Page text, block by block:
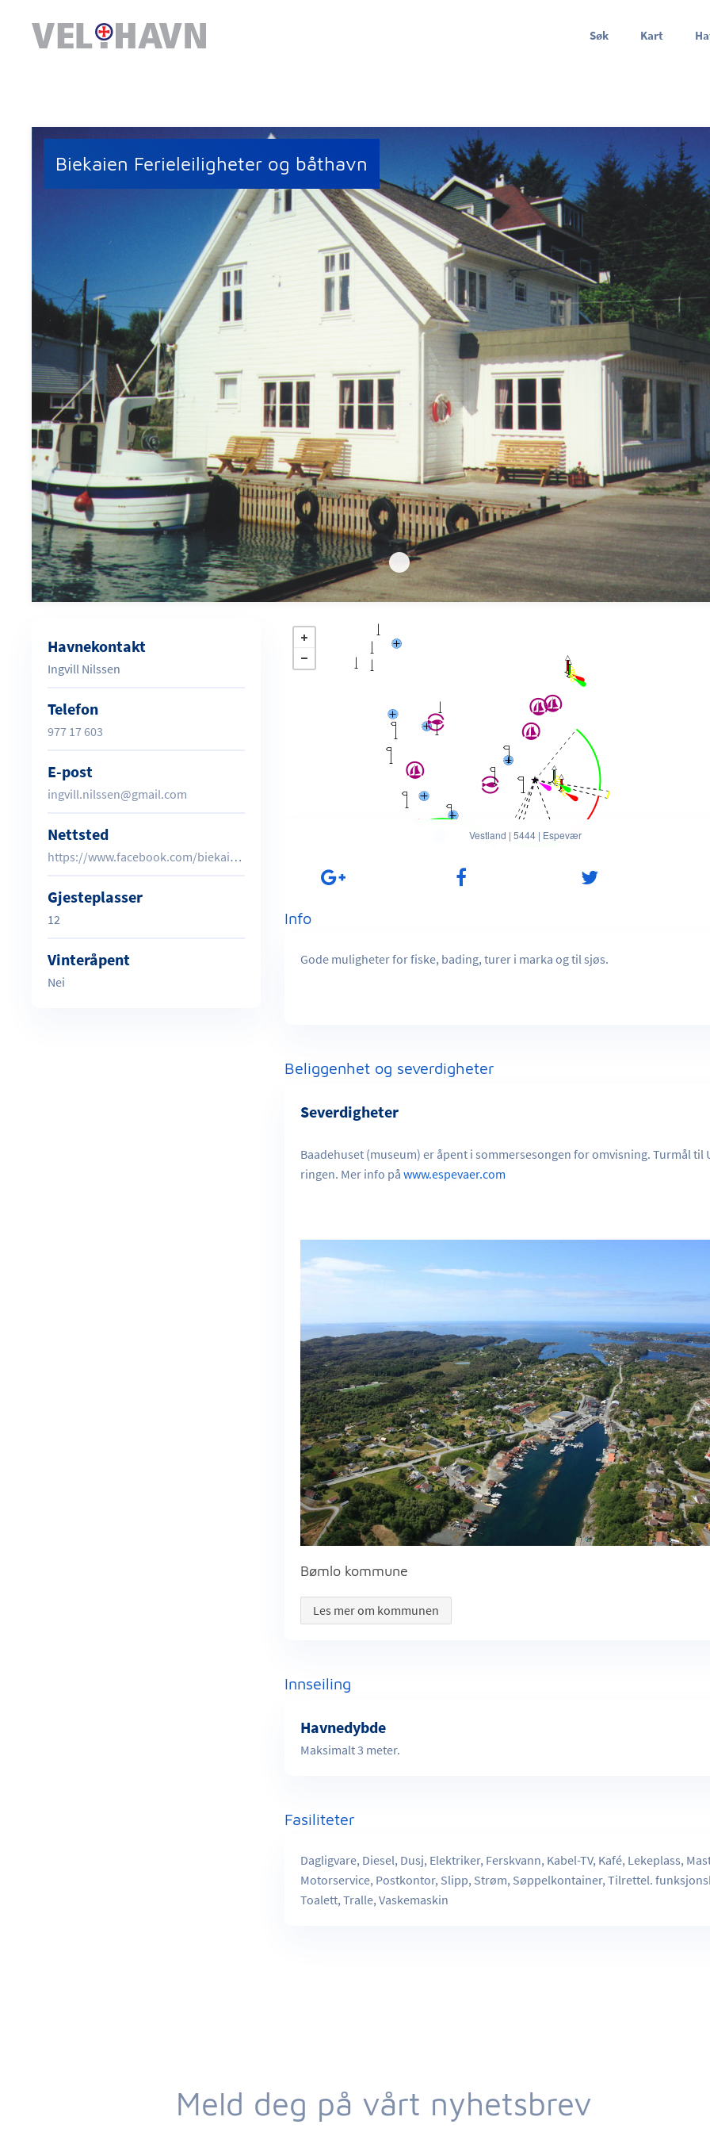
Søk Kart
Biekaien Ferieleiligheter og båthavn
Havnekontakt
Ingvill Nilssen
Telefon
977 17 603
E-post
ingvill.nilssen@gmail.com
Nettsted
https://www.facebook.com/biekaien/
Gjesteplasser
12
Vinteråpent
Nei
Vestland | 5444 | Espevær
Info
Gode muligheter for fiske, bading, turer i marka og til sjøs.
Beliggenhet og severdigheter
Severdigheter
Baadehuset (museum) er åpent i sommersesongen for omvisning. Turmål til
ringen. Mer info påwww.espevaer.com
Bømlo kommune
Les mer om kommunen
Innseiling
Havnedybde
Maksimalt 3 meter.
Fasiliteter
Dagligvare, Diesel, Dusj, Elektriker, Ferskvann, Kabel-TV, Kafé, Lekeplass,
Motorservice, Postkontor, Slipp, Strøm, Søppelkontainer, Tilrettel.
Toalett, Tralle, Vaskemaskin
Meld deg på vårt nyhetsbrev